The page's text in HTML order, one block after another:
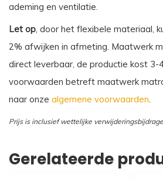
ademing en ventilatie.
Let op , door het flexibele materiaal,
2% afwijken in afmeting. Maatwerk
direct leverbaar, de productie kost 3-
voorwaarden betreft maatwerk
naar onze algemene voorwaarden
Prijs is inclusief wettelijke verwijderingsbijdrage
Gerelateerde